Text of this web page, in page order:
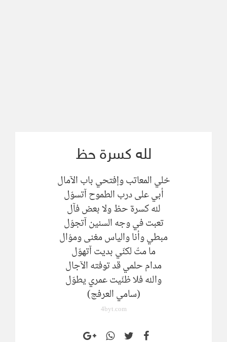
لله كسرة حظ
خلي المعاتب وإفتحي باب الآمال
أبي على درب الطموح آتسوّل
لله كسرة حظ ولا بعض فآل
تعبت في وجه السنين آتجوّل
مبطي وأنا والياس مغنى وموّال
ما متّ لكنّي بديت آتهوّل
مدام حلمي قد توفته الآجال
والله فلا ظنّيت عمري يطوّل
(سامي العرفج)
4byt.com